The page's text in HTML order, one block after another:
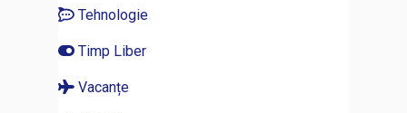
Tehnologie
Timp Liber
Vacanțe